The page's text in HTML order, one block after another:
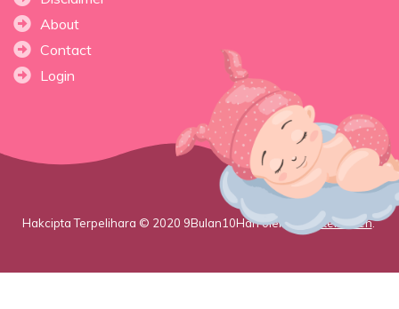
About
Contact
Login
Hakcipta Terpelihara © 2020 9Bulan10Hari olehWebsiteModen.